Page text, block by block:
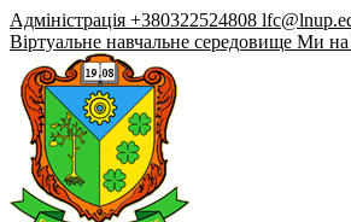
Адміністрація +380322524808
Віртуальне навчальне середовище Ми на